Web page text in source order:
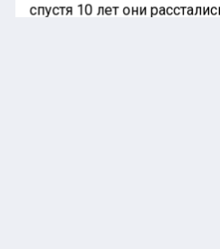
спустя 10 лет они